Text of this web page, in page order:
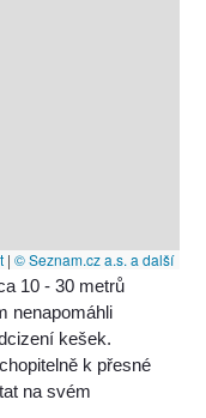
| © Seznam.cz a.s. a další
10 - 30 metrů
nenapomáhli
kešek.
k přesné
na svém